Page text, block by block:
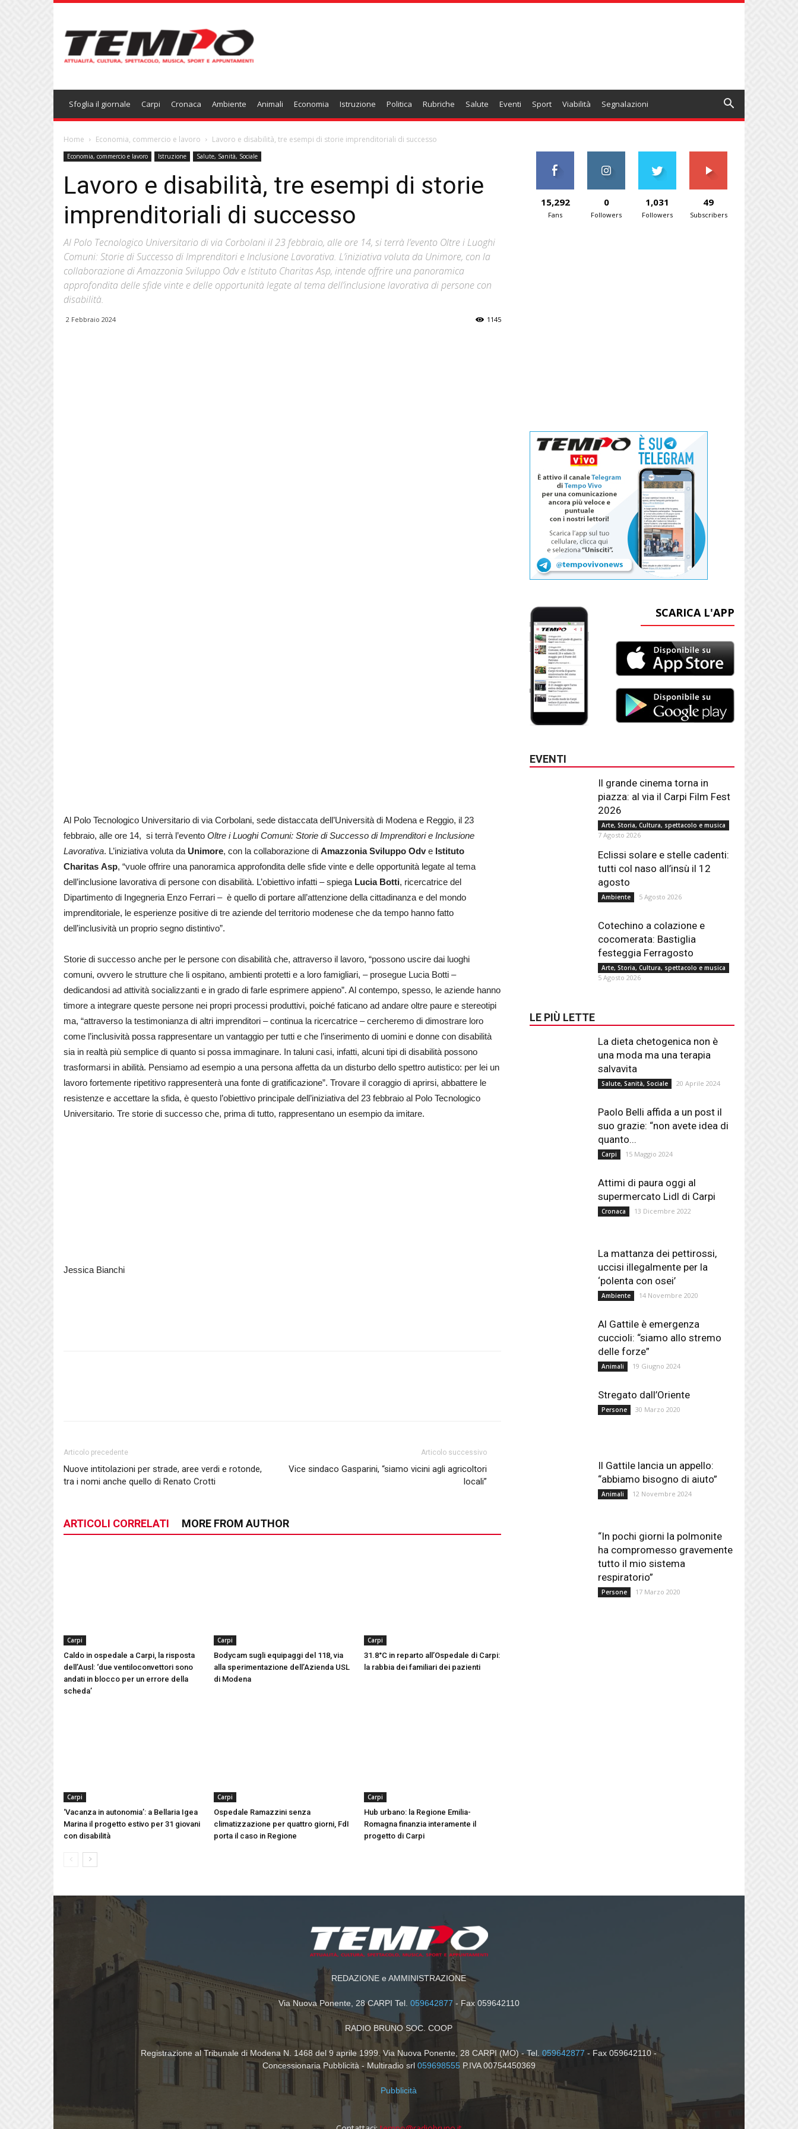
Sfoglia il giornale Carpi Cronaca Ambiente Animali Economia Istruzione Politica Rubriche Salute Eventi Sport Viabilità Segnalazioni
Home Economia, commercio e lavoro Lavoro e disabilità, tre esempi di storie imprenditoriali di successo
Economia, commercio e lavoro Istruzione Salute, Sanità, Sociale
Lavoro e disabilità, tre esempi di storie
imprenditoriali di successo
Al Polo Tecnologico Universitario di via Corbolani il 23 febbraio, alle ore 14, si terrà l’evento Oltre i Luoghi
Comuni: Storie di Successo di Imprenditori e Inclusione Lavorativa. L’iniziativa voluta da Unimore, con la
collaborazione di Amazzonia Sviluppo Odv e Istituto Charitas Asp, intende offrire una panoramica
approfondita delle sfide vinte e delle opportunità legate al tema dell’inclusione lavorativa di persone con
disabilità.
2 Febbraio 2024 1145
Al Polo Tecnologico Universitario di via Corbolani, sede distaccata dell’Università di Modena e Reggio, il 23
febbraio, alle ore 14, si terrà l’eventoOltre i Luoghi Comuni: Storie di Successo di Imprenditori e Inclusione
Lavorativa. L’iniziativa voluta da Unimore, con la collaborazione diAmazzonia Sviluppo Odve Istituto
Charitas Asp, “vuole offrire una panoramica approfondita delle sfide vinte e delle opportunità legate al tema
dell’inclusione lavorativa di persone con disabilità. L’obiettivo infatti – spiega Lucia Botti, ricercatrice del
Dipartimento di Ingegneria Enzo Ferrari – è quello di portare all’attenzione della cittadinanza e del mondo
imprenditoriale, le esperienze positive di tre aziende del territorio modenese che da tempo hanno fatto
dell’inclusività un proprio segno distintivo”.
Storie di successo anche per le persone con disabilità che, attraverso il lavoro, “possono uscire dai luoghi
comuni, ovvero le strutture che li ospitano, ambienti protetti e a loro famigliari, – prosegue Lucia Botti –
dedicandosi ad attività socializzanti e in grado di farle esprimere appieno”. Al contempo, spesso, le aziende hanno
timore a integrare queste persone nei propri processi produttivi, poiché faticano ad andare oltre paure e stereotipi
ma, “attraverso la testimonianza di altri imprenditori – continua la ricercatrice – cercheremo di dimostrare loro
come l’inclusività possa rappresentare un vantaggio per tutti e che l’inserimento di uomini e donne con disabilità
sia in realtà più semplice di quanto si possa immaginare. In taluni casi, infatti, alcuni tipi di disabilità possono
trasformarsi in abilità. Pensiamo ad esempio a una persona affetta da un disturbo dello spettro autistico: per lei un
lavoro fortemente ripetitivo rappresenterà una fonte di gratificazione”. Trovare il coraggio di aprirsi, abbattere le
resistenze e accettare la sfida, è questo l’obiettivo principale dell’iniziativa del 23 febbraio al Polo Tecnologico
Universitario. Tre storie di successo che, prima di tutto, rappresentano un esempio da imitare.
Jessica Bianchi
Articolo precedente
Nuove intitolazioni per strade, aree verdi e rotonde,
tra i nomi anche quello di Renato Crotti
Articolo successivo
Vice sindaco Gasparini, “siamo vicini agli agricoltori
locali”
ARTICOLI CORRELATI MORE FROM AUTHOR
Carpi
Caldo in ospedale a Carpi, la risposta
dell’Ausl: ‘due ventiloconvettori sono
andati in blocco per un errore della
scheda’
Carpi
Bodycam sugli equipaggi del 118, via
alla sperimentazione dell’Azienda USL
di Modena
Carpi
31.8°C in reparto all’Ospedale di Carpi:
la rabbia dei familiari dei pazienti
Carpi
‘Vacanza in autonomia’: a Bellaria Igea
Marina il progetto estivo per 31 giovani
con disabilità
Carpi
Ospedale Ramazzini senza
climatizzazione per quattro giorni, FdI
porta il caso in Regione
Carpi
Hub urbano: la Regione Emilia-
Romagna finanzia interamente il
progetto di Carpi
15,292
Fans
0
Followers
1,031
Followers
49
Subscribers
SCARICA L'APP
EVENTI
Il grande cinema torna in
piazza: al via il Carpi Film Fest
2026
Arte, Storia, Cultura, spettacolo e musica
7 Agosto 2026
Eclissi solare e stelle cadenti:
tutti col naso all’insù il 12
agosto
Ambiente 5 Agosto 2026
Cotechino a colazione e
cocomerata: Bastiglia
festeggia Ferragosto
Arte, Storia, Cultura, spettacolo e musica
5 Agosto 2026
LE PIÙ LETTE
La dieta chetogenica non è
una moda ma una terapia
salvavita
Salute, Sanità, Sociale 20 Aprile 2024
Paolo Belli affida a un post il
suo grazie: “non avete idea di
quanto...
Carpi 15 Maggio 2024
Attimi di paura oggi al
supermercato Lidl di Carpi
Cronaca 13 Dicembre 2022
La mattanza dei pettirossi,
uccisi illegalmente per la
‘polenta con osei’
Ambiente 14 Novembre 2020
Al Gattile è emergenza
cuccioli: “siamo allo stremo
delle forze”
Animali 19 Giugno 2024
Stregato dall’Oriente
Persone 30 Marzo 2020
Il Gattile lancia un appello:
“abbiamo bisogno di aiuto”
Animali 12 Novembre 2024
“In pochi giorni la polmonite
ha compromesso gravemente
tutto il mio sistema
respiratorio”
Persone 17 Marzo 2020
REDAZIONE e AMMINISTRAZIONE
Via Nuova Ponente, 28 CARPI Tel. 059642877 - Fax 059642110
RADIO BRUNO SOC. COOP
Registrazione al Tribunale di Modena N. 1468 del 9 aprile 1999. Via Nuova Ponente, 28 CARPI (MO) - Tel.059642877 - Fax 059642110 -
Concessionaria Pubblicità - Multiradio srl 059698555P.IVA 00754450369
Pubblicità